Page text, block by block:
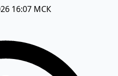
16:07 МСК